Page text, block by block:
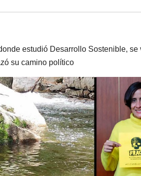
estudió Desarrollo Sostenible,
su camino político